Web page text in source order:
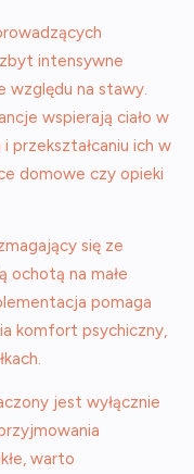
intensywne
względu na stawy.
wspierają ciało w
przekształcaniu ich w
domowe czy opieki
się ze
ochotą na małe
pomaga
komfort psychiczny,
jest wyłącznie
warto